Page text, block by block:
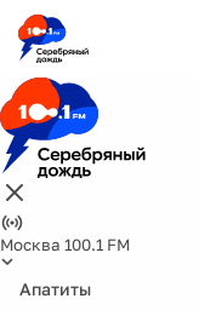
Москва 100.1 FM
Апатиты